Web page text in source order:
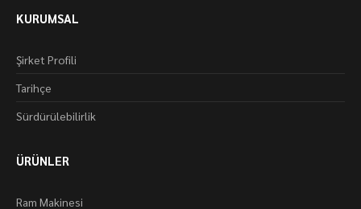
KURUMSAL
Şirket Profili
Tarihçe
Sürdürülebilirlik
ÜRÜNLER
Ram Makinesi